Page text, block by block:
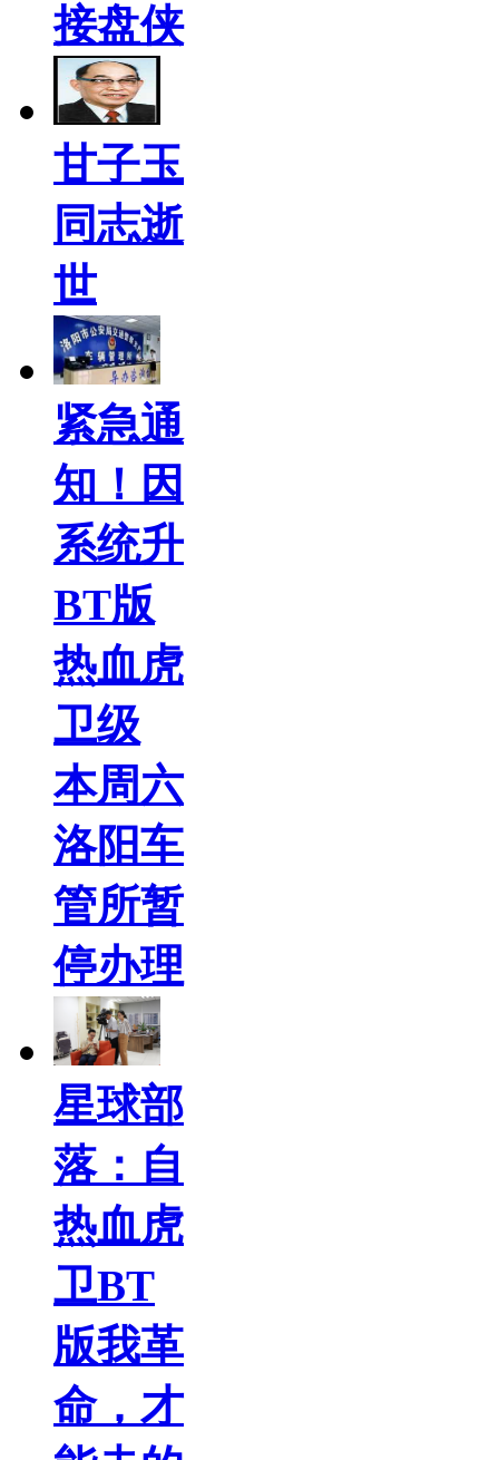
接盘侠
甘子玉
同志逝
世
紧急通
知！因
系统升
BT版
热血虎
卫级
本周六
洛阳车
管所暂
停办理
星球部
落：自
热血虎
卫BT
版我革
命，才